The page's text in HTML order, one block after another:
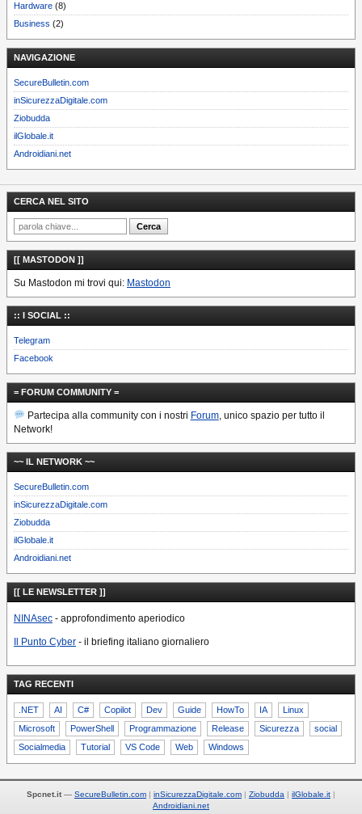
Hardware (8)
Business (2)
NAVIGAZIONE
SecureBulletin.com
inSicurezzaDigitale.com
Ziobudda
ilGlobale.it
Androidiani.net
CERCA NEL SITO
[[ MASTODON ]]
Su Mastodon mi trovi qui: Mastodon
:: I SOCIAL ::
Telegram
Facebook
= FORUM COMMUNITY =
Partecipa alla community con i nostri Forum, unico spazio per tutto il
Network!
~~ IL NETWORK ~~
SecureBulletin.com
inSicurezzaDigitale.com
Ziobudda
ilGlobale.it
Androidiani.net
[[ LE NEWSLETTER ]]
NINAsec - approfondimento aperiodico
Il Punto Cyber - il briefing italiano giornaliero
TAG RECENTI
.NET AI C# Copilot Dev Guide HowTo IA
Linux
Microsoft
PowerShell Programmazione Release Sicurezza
social
Socialmedia
Tutorial VS Code Web Windows
Spcnet.it — SecureBulletin.com inSicurezzaDigitale.com Ziobudda
ilGlobale.it
Androidiani.net